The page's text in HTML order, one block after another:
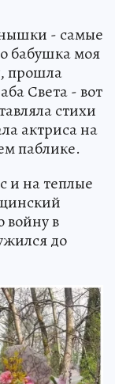
- самые
бабушка моя
прошла
Света - вот
стихи
актриса на
паблике.
и на теплые
войну в
до